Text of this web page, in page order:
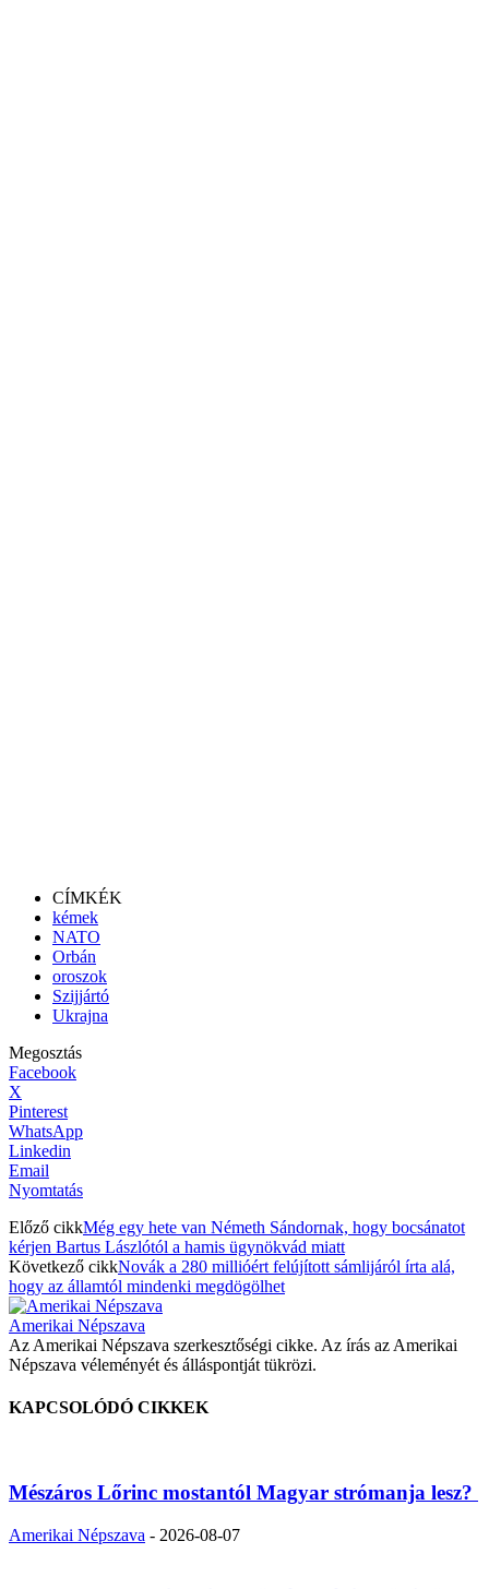
CÍMKÉK
kémek
NATO
Orbán
oroszok
Szijjártó
Ukrajna
Megosztás
Facebook
X
Pinterest
WhatsApp
Linkedin
Email
Nyomtatás
Előző cikkMég egy hete van Németh Sándornak, hogy bocsánatot
kérjen Bartus Lászlótól a hamis ügynökvád miatt
Következő cikkNovák a 280 millióért felújított sámlijáról írta alá,
hogy az államtól mindenki megdögölhet
Amerikai Népszava
Az Amerikai Népszava szerkesztőségi cikke. Az írás az Amerikai
Népszava véleményét és álláspontját tükrözi.
KAPCSOLÓDÓ CIKKEK
Mészáros Lőrinc mostantól Magyar strómanja lesz?
Amerikai Népszava - 2026-08-07